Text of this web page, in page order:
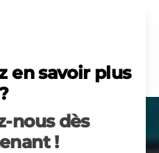
en savoir plus
nous dès
!